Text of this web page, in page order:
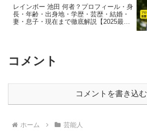
レインボー 池田 何者？プロフィール・身
長・年齢・出身地・学歴・芸歴・結婚・
妻・息子・現在まで徹底解説【2025最
コメント
コメントを書き込む
ホーム 芸能人